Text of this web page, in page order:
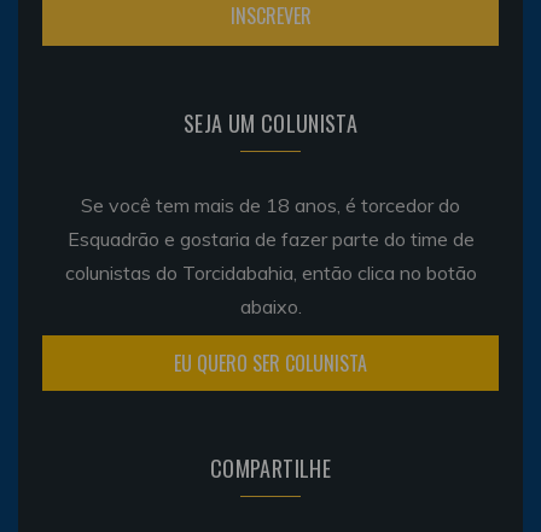
SEJA UM COLUNISTA
Se você tem mais de 18 anos, é torcedor do
Esquadrão e gostaria de fazer parte do time de
colunistas do Torcidabahia, então clica no botão
abaixo.
EU QUERO SER COLUNISTA
COMPARTILHE